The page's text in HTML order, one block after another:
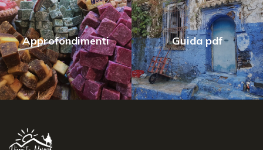
Approfondimenti Guida pdf